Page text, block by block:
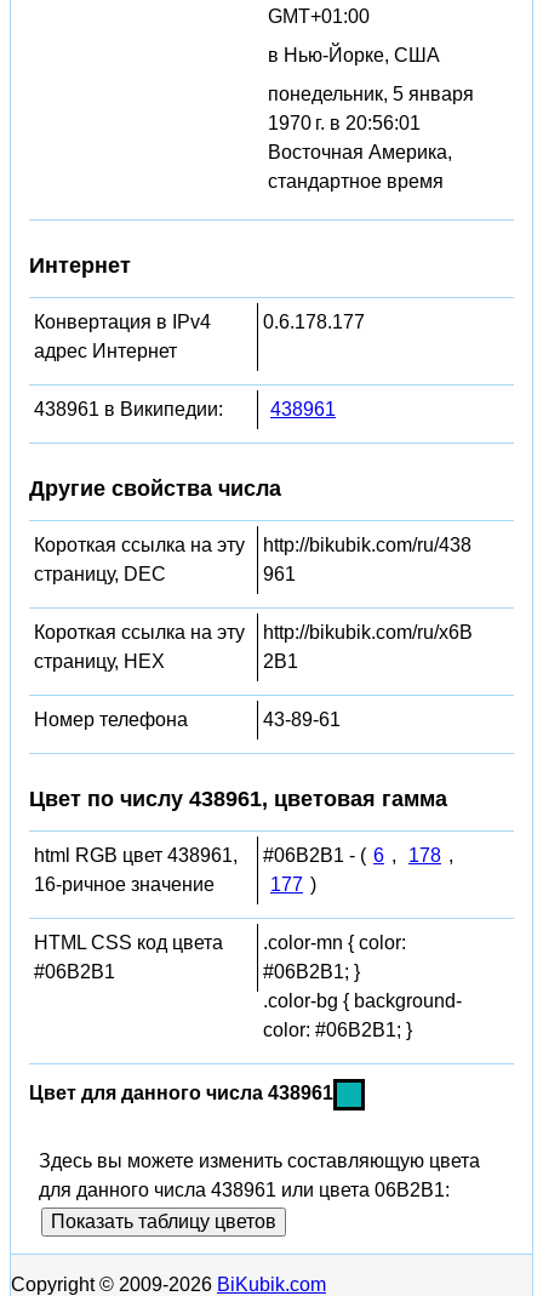
GMT+01:00
в Нью-Йорке, США
понедельник, 5 января
1970 г. в 20:56:01
Восточная Америка,
стандартное время
Интернет
Конвертация в IPv4
адрес Интернет
0.6.178.177
438961 в Википедии: 438961
Другие свойства числа
Короткая ссылка на эту
страницу, DEC
http://bikubik.com/ru/438
961
Короткая ссылка на эту
страницу, HEX
http://bikubik.com/ru/x6B
2B1
Номер телефона 43-89-61
Цвет по числу 438961, цветовая гамма
html RGB цвет 438961,
16-ричное значение
#06B2B1 - ( 6 , 178 ,
177 )
HTML CSS код цвета
#06B2B1
.color-mn { color:
#06B2B1; }
.color-bg { background-
color: #06B2B1; }
Цвет для данного числа 438961
Здесь вы можете изменить составляющую цвета
для данного числа 438961 или цвета 06B2B1:
Показать таблицу цветов
Copyright © 2009-2026 BiKubik.com